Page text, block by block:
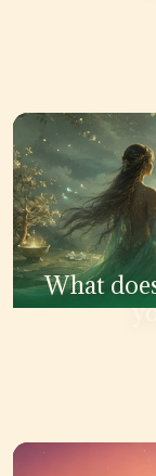
What